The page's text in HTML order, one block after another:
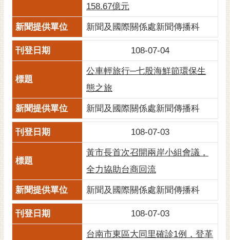
權
及
安
全
策
網
站
資
放
告
市
158.67億元
新聞及國際關係處新聞傳播科
108-07-04
公車輕旅行─七股海鮮節環保生
態之旅
新聞及國際關係處新聞傳播科
108-07-03
黃市長首次召開兩岸小組會議，
全力協助台商回流
新聞及國際關係處新聞傳播科
108-07-03
台南市東區大同里確診1例，登革